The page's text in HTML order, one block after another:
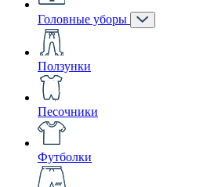
Головные уборы
Ползунки
Песочники
Футболки